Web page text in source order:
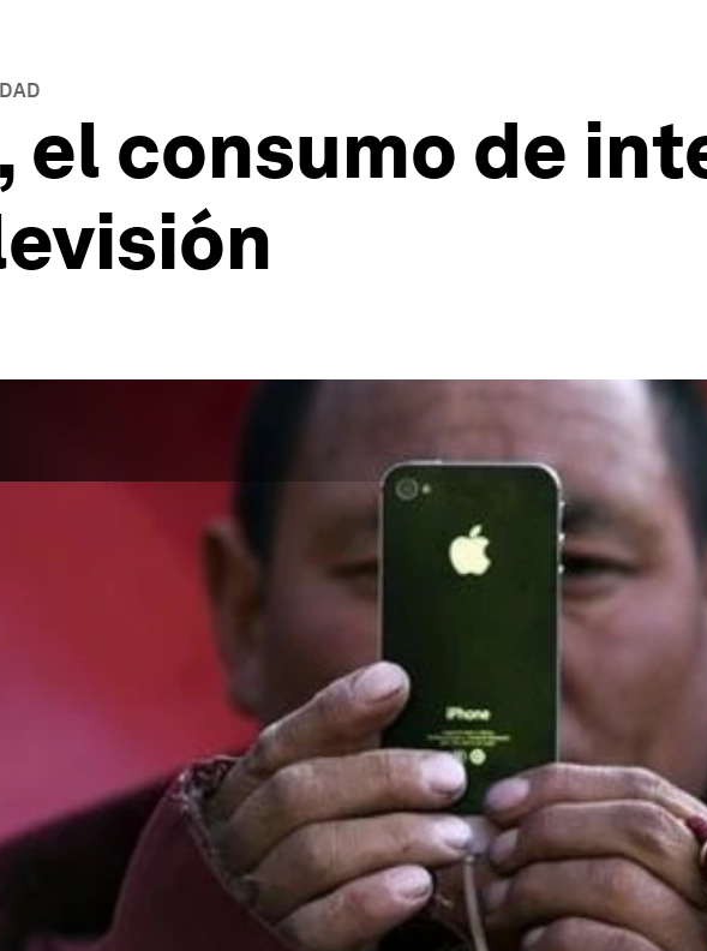
el consumo de